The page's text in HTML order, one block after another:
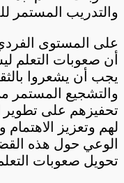
والتدريب المستمر
على المستوى
أن صعوبات التعلم
يجب أن يشعروا
والتشجيع المستمر
تحفيزهم على تطوير
لهم وتعزيز
الوعي حول هذه
تحويل صعوبات